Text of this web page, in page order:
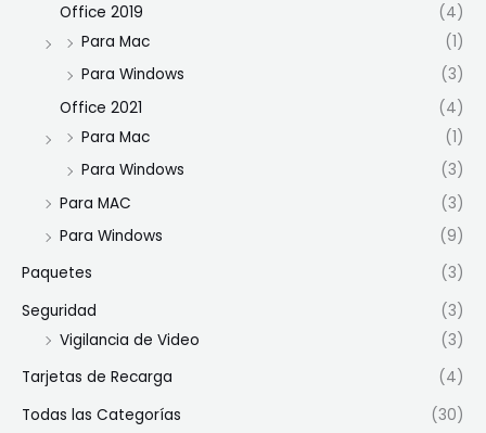
Office 2019
(4)
Para Mac
(1)
Para Windows
(3)
Office 2021
(4)
Para Mac
(1)
Para Windows
(3)
Para MAC
(3)
Para Windows
(9)
Paquetes
(3)
Seguridad
(3)
Vigilancia de Video
(3)
Tarjetas de Recarga
(4)
Todas las Categorías
(30)